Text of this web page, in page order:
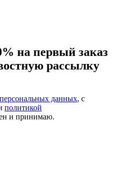
на первый заказ
рассылку
данных, с
политикой
и принимаю.